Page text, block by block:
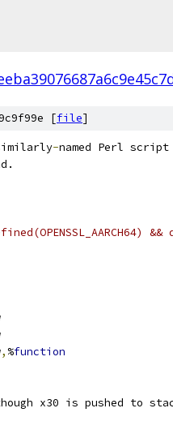
[file]
-named Perl script
, %function
x30 is pushed to